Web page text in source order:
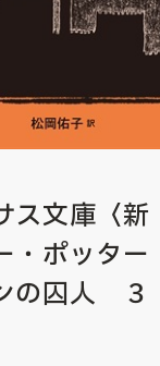
ス文庫〈新
・ポッター
の囚人 ３